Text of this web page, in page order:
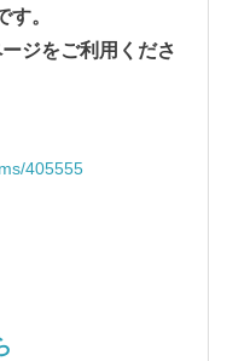
す。
ジをご利用くださ
405555